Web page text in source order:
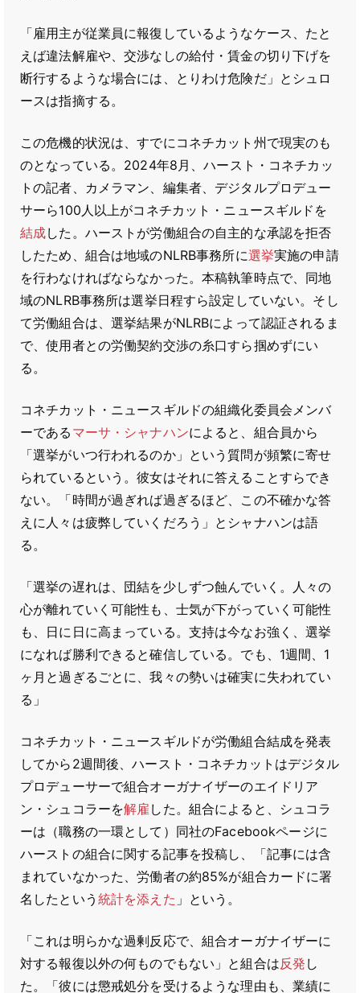
「雇用主が従業員に報復しているようなケース、たと
えば違法解雇や、交渉なしの給付・賃金の切り下げを
断行するような場合には、とりわけ危険だ」とシュロ
ースは指摘する。
この危機的状況は、すでにコネチカット州で現実のも
のとなっている。2024年8月、ハースト・コネチカッ
トの記者、カメラマン、編集者、デジタルプロデュー
サーら100人以上がコネチカット・ニュースギルドを
結成した。ハーストが労働組合の自主的な承認を拒否
したため、組合は地域のNLRB事務所に選挙実施の申請
を行わなければならなかった。本稿執筆時点で、同地
域のNLRB事務所は選挙日程すら設定していない。そし
て労働組合は、選挙結果がNLRBによって認証されるま
で、使用者との労働契約交渉の糸口すら掴めずにい
る。
コネチカット・ニュースギルドの組織化委員会メンバ
ーである マーサ・シャナハンによると、組合員から
「選挙がいつ行われるのか」という質問が頻繁に寄せ
られているという。彼女はそれに答えることすらでき
ない。「時間が過ぎれば過ぎるほど、この不確かな答
えに人々は疲弊していくだろう」とシャナハンは語
る。
「選挙の遅れは、団結を少しずつ蝕んでいく。人々の
心が離れていく可能性も、士気が下がっていく可能性
も、日に日に高まっている。支持は今なお強く、選挙
になれば勝利できると確信している。でも、1週間、1
ヶ月と過ぎるごとに、我々の勢いは確実に失われてい
る」
コネチカット・ニュースギルドが労働組合結成を発表
してから2週間後、ハースト・コネチカットはデジタル
プロデューサーで組合オーガナイザーのエイドリア
ン・シュコラーを解雇 した。組合によると、シュコラ
ーは（職務の一環として）同社のFacebookページに
ハーストの組合に関する記事を投稿し、「記事には含
まれていなかった、労働者の約85%が組合カードに署
名したという 統計を添えた 」という。
「これは明らかな過剰反応で、組合オーガナイザーに
対する報復以外の何ものでもない」と組合は反発 し
た。「彼には懲戒処分を受けるような理由も、業績に